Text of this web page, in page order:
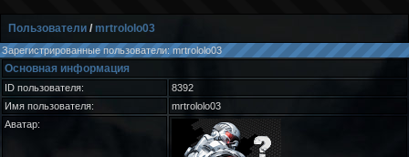
Пользователи / mrtrololo03
Зарегистрированные пользователи: mrtrololo03
Основная информация
ID пользователя:
8392
Имя пользователя:
mrtrololo03
Аватар: